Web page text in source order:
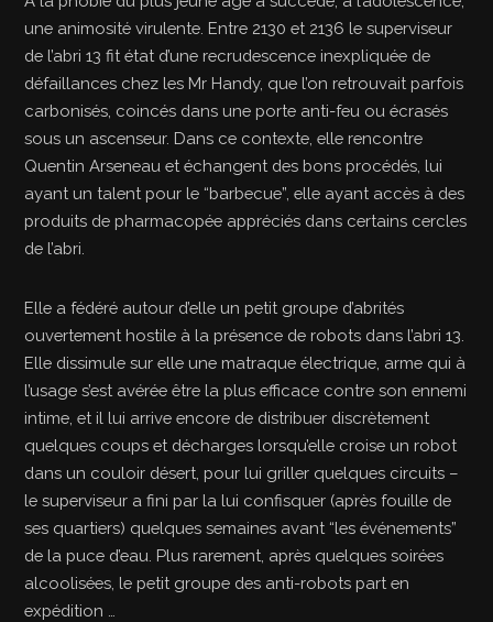
une animosité virulente. Entre 2130 et 2136 le superviseur
de l’abri 13 fit état d’une recrudescence inexpliquée de
défaillances chez les Mr Handy, que l’on retrouvait parfois
carbonisés, coincés dans une porte anti-feu ou écrasés
sous un ascenseur. Dans ce contexte, elle rencontre
Quentin Arseneau et échangent des bons procédés, lui
ayant un talent pour le “barbecue”, elle ayant accès à des
produits de pharmacopée appréciés dans certains cercles
de l’abri.
Elle a fédéré autour d’elle un petit groupe d’abrités
ouvertement hostile à la présence de robots dans l’abri 13.
Elle dissimule sur elle une matraque électrique, arme qui à
l’usage s’est avérée être la plus efficace contre son ennemi
intime, et il lui arrive encore de distribuer discrètement
quelques coups et décharges lorsqu’elle croise un robot
dans un couloir désert, pour lui griller quelques circuits –
le superviseur a fini par la lui confisquer (après fouille de
ses quartiers) quelques semaines avant “les événements”
de la puce d’eau. Plus rarement, après quelques soirées
alcoolisées, le petit groupe des anti-robots part en
expédition …